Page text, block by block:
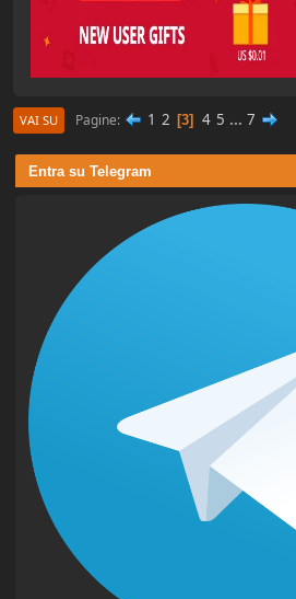
Entra su Telegram
VAI SU Pagine 1 2 3 4 5 ... 7